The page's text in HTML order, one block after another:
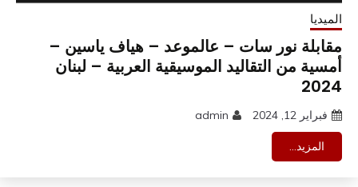
الميديا
مقابلة نور سات – عالموعد – هياف ياسين –
أمسية من التقاليد الموسيقية العربية – لبنان
2024
فبراير 12, 2024 admin
المزيد...